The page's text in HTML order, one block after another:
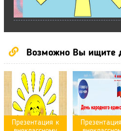
Возможно Вы ищите
Презентация к